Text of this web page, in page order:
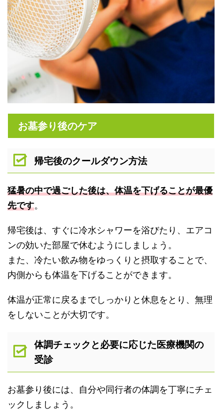
お墓参り後のケア
帰宅後のクールダウン方法
猛暑の中で過ごした後は、体温を下げることが最優
先です。
帰宅後は、すぐに冷水シャワーを浴びたり、エアコ
ンの効いた部屋で休むようにしましょう。
また、冷たい飲み物をゆっくりと摂取することで、
内側からも体温を下げることができます。
体温が正常に戻るまでしっかりと休息をとり、無理
をしないことが大切です。
体調チェックと必要に応じた医療機関の
受診
お墓参り後には、自分や同行者の体調を丁寧にチェ
ックしましょう。